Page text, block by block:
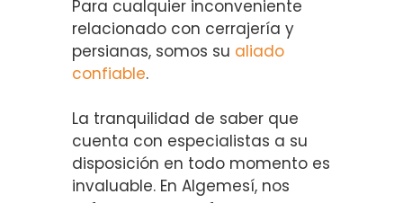
Para cualquier inconveniente
relacionado con cerrajería y
persianas, somos su aliado
confiable.
La tranquilidad de saber que
cuenta con especialistas a su
disposición en todo momento es
invaluable. En Algemesí, nos